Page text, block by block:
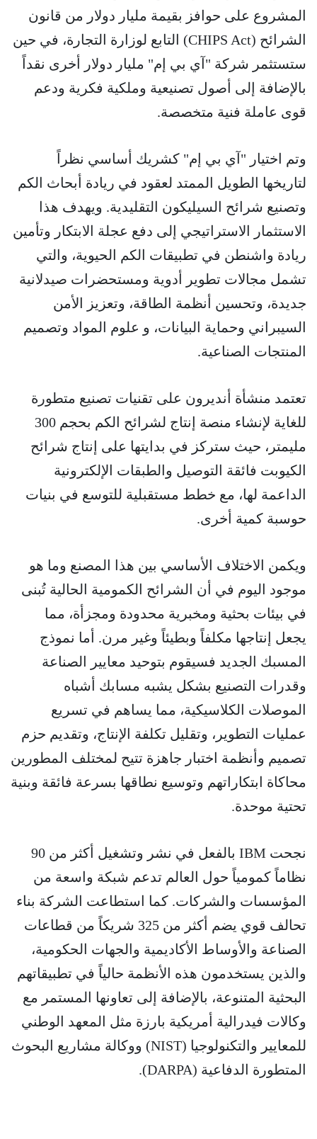
المشروع على حوافز بقيمة مليار دولار من قانون
الشرائح (CHIPS Act) التابع لوزارة التجارة، في حين
ستستثمر شركة "آي بي إم" مليار دولار أخرى نقداً
بالإضافة إلى أصول تصنيعية وملكية فكرية ودعم
قوى عاملة فنية متخصصة.
وتم اختيار "آي بي إم" كشريك أساسي نظراً
لتاريخها الطويل الممتد لعقود في ريادة أبحاث الكم
وتصنيع شرائح السيليكون التقليدية. ويهدف هذا
الاستثمار الاستراتيجي إلى دفع عجلة الابتكار وتأمين
ريادة واشنطن في تطبيقات الكم الحيوية، والتي
تشمل مجالات تطوير أدوية ومستحضرات صيدلانية
جديدة، وتحسين أنظمة الطاقة، وتعزيز الأمن
السيبراني وحماية البيانات، و علوم المواد وتصميم
المنتجات الصناعية.
تعتمد منشأة أنديرون على تقنيات تصنيع متطورة
للغاية لإنشاء منصة إنتاج لشرائح الكم بحجم 300
مليمتر، حيث ستركز في بدايتها على إنتاج شرائح
الكيوبت فائقة التوصيل والطبقات الإلكترونية
الداعمة لها، مع خطط مستقبلية للتوسع في بنيات
حوسبة كمية أخرى.
ويكمن الاختلاف الأساسي بين هذا المصنع وما هو
موجود اليوم في أن الشرائح الكمومية الحالية تُبنى
في بيئات بحثية ومخبرية محدودة ومجزأة، مما
يجعل إنتاجها مكلفاً وبطيئاً وغير مرن. أما نموذج
المسبك الجديد فسيقوم بتوحيد معايير الصناعة
وقدرات التصنيع بشكل يشبه مسابك أشباه
الموصلات الكلاسيكية، مما يساهم في تسريع
عمليات التطوير، وتقليل تكلفة الإنتاج، وتقديم حزم
تصميم وأنظمة اختبار جاهزة تتيح لمختلف المطورين
محاكاة ابتكاراتهم وتوسيع نطاقها بسرعة فائقة وبنية
تحتية موحدة.
نجحت IBM بالفعل في نشر وتشغيل أكثر من 90
نظاماً كمومياً حول العالم تدعم شبكة واسعة من
المؤسسات والشركات. كما استطاعت الشركة بناء
تحالف قوي يضم أكثر من 325 شريكاً من قطاعات
الصناعة والأوساط الأكاديمية والجهات الحكومية،
والذين يستخدمون هذه الأنظمة حالياً في تطبيقاتهم
البحثية المتنوعة، بالإضافة إلى تعاونها المستمر مع
وكالات فيدرالية أمريكية بارزة مثل المعهد الوطني
للمعايير والتكنولوجيا (NIST) ووكالة مشاريع البحوث
المتطورة الدفاعية (DARPA).